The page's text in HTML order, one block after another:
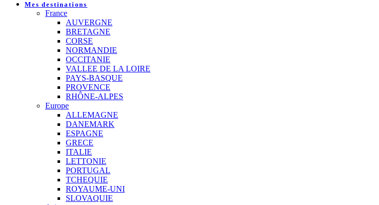
Mes destinations
France
AUVERGNE
BRETAGNE
CORSE
NORMANDIE
OCCITANIE
VALLEE DE LA LOIRE
PAYS-BASQUE
PROVENCE
RHÔNE-ALPES
Europe
ALLEMAGNE
DANEMARK
ESPAGNE
GRECE
ITALIE
LETTONIE
PORTUGAL
TCHEQUIE
ROYAUME-UNI
SLOVAQUIE